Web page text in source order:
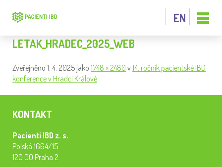
EN
LETAK_HRADEC_2025_WEB
Zveřejněno 1. 4. 2025 jako 1748 × 2480 v14. ročník pacientské IBD
konference v Hradci Králové
KONTAKT
Pacienti IBD z. s.
Polská 1664/15
120 00 Praha 2